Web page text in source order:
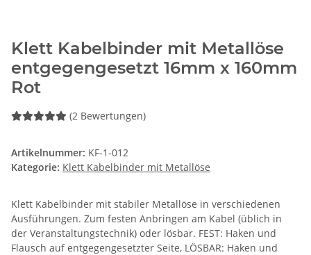
Klett Kabelbinder mit Metallöse
entgegengesetzt 16mm x 160mm
Rot
(2 Bewertungen)
Artikelnummer: KF-1-012
Kategorie: Klett Kabelbinder mit Metallöse
Klett Kabelbinder mit stabiler Metallöse in verschiedenen
Ausführungen. Zum festen Anbringen am Kabel (üblich in
der Veranstaltungstechnik) oder lösbar. FEST: Haken und
Flausch auf entgegengesetzter Seite, LÖSBAR: Haken und